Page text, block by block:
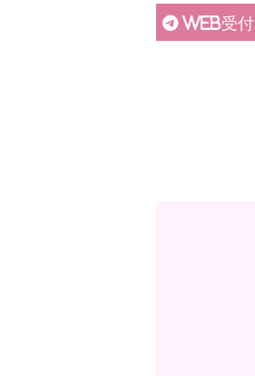
WEB受付